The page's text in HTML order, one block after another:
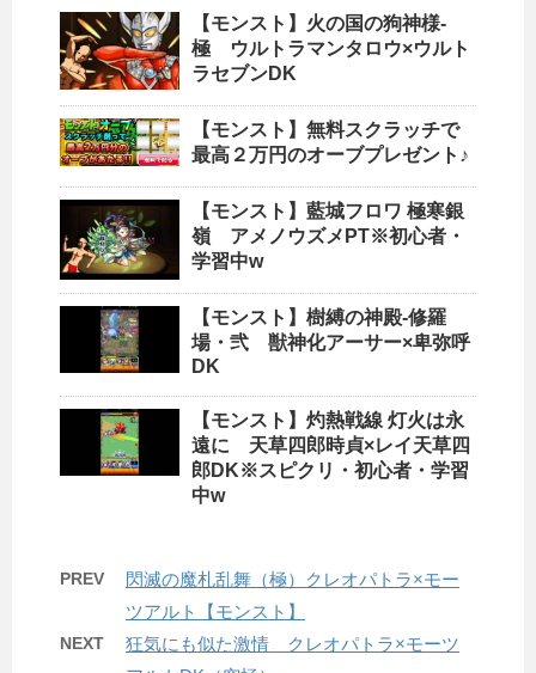
【モンスト】火の国の狗神様-
極 ウルトラマンタロウ×ウルト
ラセブンDK
【モンスト】無料スクラッチで
最高２万円のオーブプレゼント♪
【モンスト】藍城フロワ 極寒銀
嶺 アメノウズメPT※初心者・
学習中w
【モンスト】樹縛の神殿-修羅
場・弐 獣神化アーサー×卑弥呼
DK
【モンスト】灼熱戦線 灯火は永
遠に 天草四郎時貞×レイ天草四
郎DK※スピクリ・初心者・学習
中w
PREV
閃滅の魔札乱舞（極）クレオパトラ×モー
ツアルト【モンスト】
NEXT
狂気にも似た激情 クレオパトラ×モーツ